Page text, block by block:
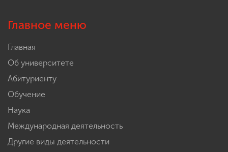
Главное меню
Главная
Об университете
Абитуриенту
Обучение
Наука
Международная деятельность
Другие виды деятельности